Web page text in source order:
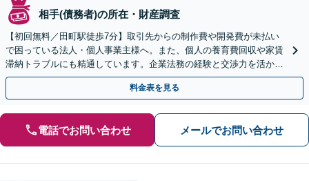
相手(債務者)の所在・財産調査
【初回無料／田町駅徒歩7分】取引先からの制作費や開発費が未払い
で困っている法人・個人事業主様へ。また、個人の養育費回収や家賃
滞納トラブルにも精通しています。企業法務の経験と交渉力を活か
し、相手方の状況に応じた適切な回収手続きを迅速に進めます
料金表を見る
電話でお問い合わせ メールでお問い合わせ